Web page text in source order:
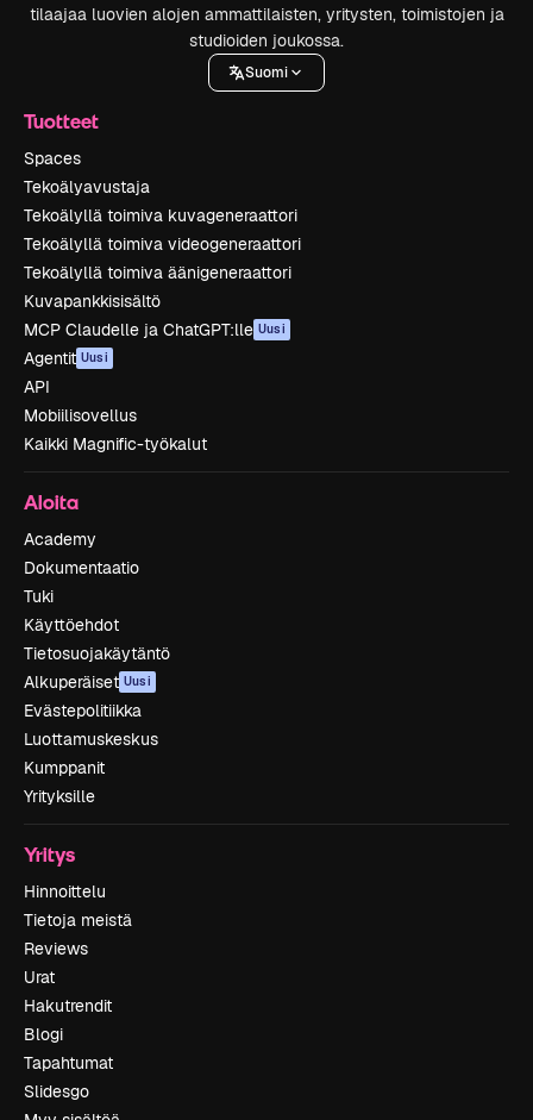
tilaajaa luovien alojen ammattilaisten, yritysten, toimistojen ja
studioiden joukossa.
Suomi
Tuotteet
Spaces
Tekoälyavustaja
Tekoälyllä toimiva kuvageneraattori
Tekoälyllä toimiva videogeneraattori
Tekoälyllä toimiva äänigeneraattori
Kuvapankkisisältö
MCP Claudelle ja ChatGPT:lle Uusi
Agentit Uusi
API
Mobiilisovellus
Kaikki Magnific-työkalut
Aloita
Academy
Dokumentaatio
Tuki
Käyttöehdot
Tietosuojakäytäntö
Alkuperäiset Uusi
Evästepolitiikka
Luottamuskeskus
Kumppanit
Yrityksille
Yritys
Hinnoittelu
Tietoja meistä
Reviews
Urat
Hakutrendit
Blogi
Tapahtumat
Slidesgo